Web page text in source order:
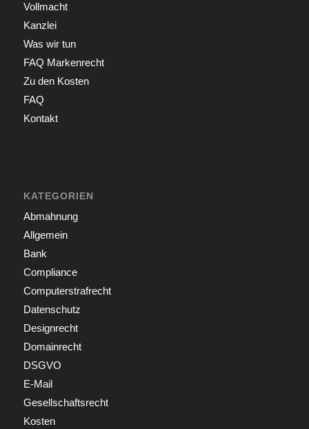
Vollmacht
Kanzlei
Was wir tun
FAQ Markenrecht
Zu den Kosten
FAQ
Kontakt
KATEGORIEN
Abmahnung
Allgemein
Bank
Compliance
Computerstrafrecht
Datenschutz
Designrecht
Domainrecht
DSGVO
E-Mail
Gesellschaftsrecht
Kosten